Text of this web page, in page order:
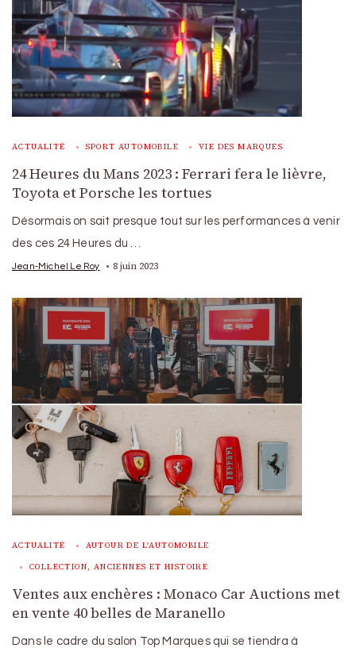
ACTUALITÉ SPORT AUTOMOBILE VIE DES MARQUES
24 Heures du Mans 2023 : Ferrari fera le lièvre,
Toyota et Porsche les tortues
Désormais on sait presque tout sur les performances à venir
des ces 24 Heures du …
Jean-Michel Le Roy 8 juin 2023
ACTUALITÉ AUTOUR DE L'AUTOMOBILE
COLLECTION, ANCIENNES ET HISTOIRE
Ventes aux enchères : Monaco Car Auctions met
en vente 40 belles de Maranello
Dans le cadre du salon Top Marques qui se tiendra à